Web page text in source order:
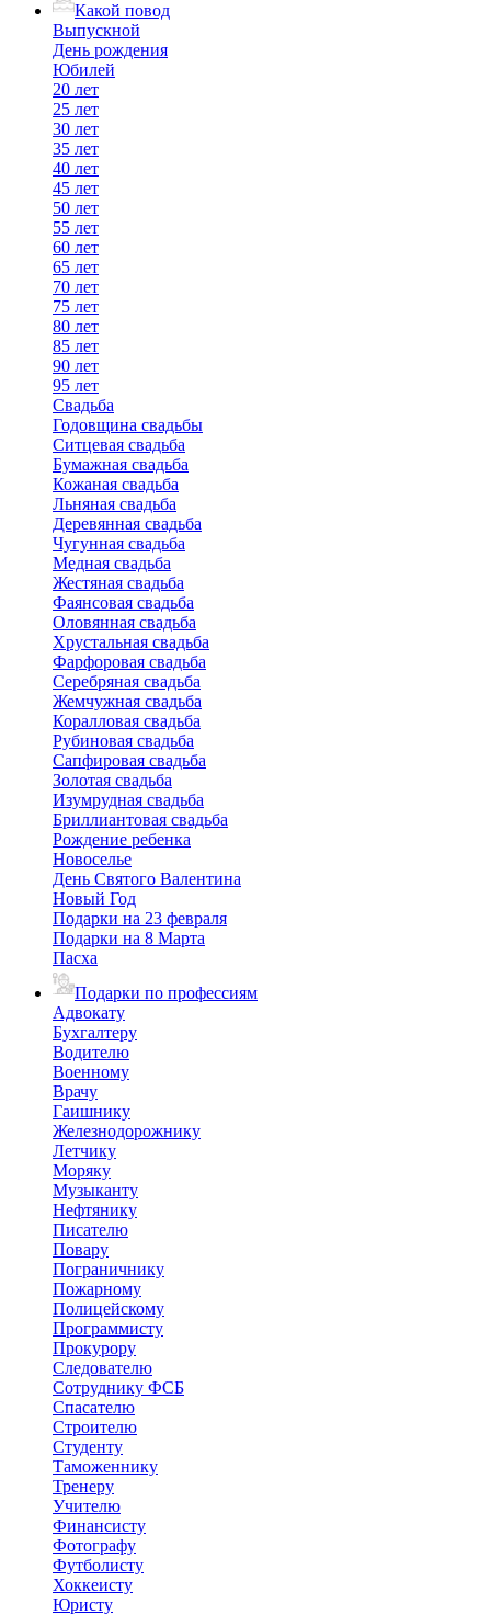
Какой повод
Выпускной
День рождения
Юбилей
20 лет
25 лет
30 лет
35 лет
40 лет
45 лет
50 лет
55 лет
60 лет
65 лет
70 лет
75 лет
80 лет
85 лет
90 лет
95 лет
Свадьба
Годовщина свадьбы
Ситцевая свадьба
Бумажная свадьба
Кожаная свадьба
Льняная свадьба
Деревянная свадьба
Чугунная свадьба
Медная свадьба
Жестяная свадьба
Фаянсовая свадьба
Оловянная свадьба
Хрустальная свадьба
Фарфоровая свадьба
Серебряная свадьба
Жемчужная свадьба
Коралловая свадьба
Рубиновая свадьба
Сапфировая свадьба
Золотая свадьба
Изумрудная свадьба
Бриллиантовая свадьба
Рождение ребенка
Новоселье
День Святого Валентина
Новый Год
Подарки на 23 февраля
Подарки на 8 Марта
Пасха
Подарки по профессиям
Адвокату
Бухгалтеру
Водителю
Военному
Врачу
Гаишнику
Железнодорожнику
Летчику
Моряку
Музыканту
Нефтянику
Писателю
Повару
Пограничнику
Пожарному
Полицейскому
Программисту
Прокурору
Следователю
Сотруднику ФСБ
Спасателю
Строителю
Студенту
Таможеннику
Тренеру
Учителю
Финансисту
Фотографу
Футболисту
Хоккеисту
Юристу